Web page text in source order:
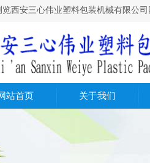
览西安三心伟业塑料包装机械有限公司
站首页 关于我们